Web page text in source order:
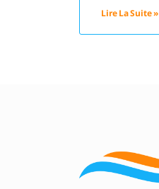
Lire La Suite »